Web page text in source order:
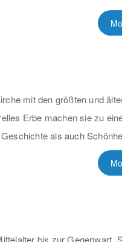
mit den größten und
Erbe machen sie zu
als auch
bis zur Gegenwart.